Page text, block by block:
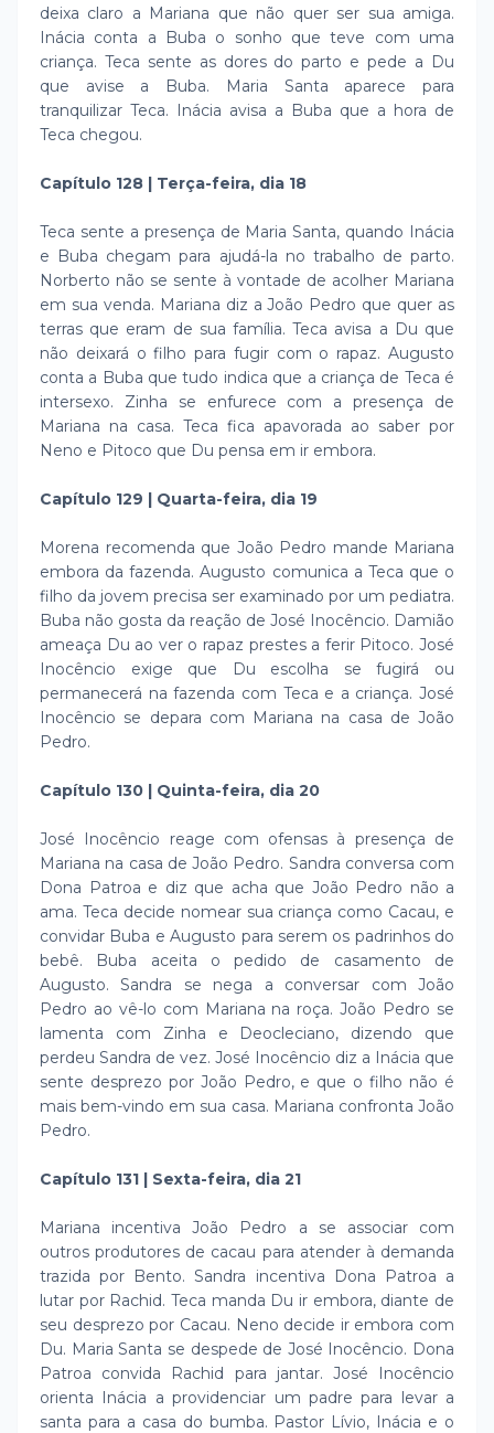
deixa claro a Mariana que não quer ser sua amiga.
Inácia conta a Buba o sonho que teve com uma
criança. Teca sente as dores do parto e pede a Du
que avise a Buba. Maria Santa aparece para
tranquilizar Teca. Inácia avisa a Buba que a hora de
Teca chegou.
Capítulo 128 | Terça-feira, dia 18
Teca sente a presença de Maria Santa, quando Inácia
e Buba chegam para ajudá-la no trabalho de parto.
Norberto não se sente à vontade de acolher Mariana
em sua venda. Mariana diz a João Pedro que quer as
terras que eram de sua família. Teca avisa a Du que
não deixará o filho para fugir com o rapaz. Augusto
conta a Buba que tudo indica que a criança de Teca é
intersexo. Zinha se enfurece com a presença de
Mariana na casa. Teca fica apavorada ao saber por
Neno e Pitoco que Du pensa em ir embora.
Capítulo 129 | Quarta-feira, dia 19
Morena recomenda que João Pedro mande Mariana
embora da fazenda. Augusto comunica a Teca que o
filho da jovem precisa ser examinado por um pediatra.
Buba não gosta da reação de José Inocêncio. Damião
ameaça Du ao ver o rapaz prestes a ferir Pitoco. José
Inocêncio exige que Du escolha se fugirá ou
permanecerá na fazenda com Teca e a criança. José
Inocêncio se depara com Mariana na casa de João
Pedro.
Capítulo 130 | Quinta-feira, dia 20
José Inocêncio reage com ofensas à presença de
Mariana na casa de João Pedro. Sandra conversa com
Dona Patroa e diz que acha que João Pedro não a
ama. Teca decide nomear sua criança como Cacau, e
convidar Buba e Augusto para serem os padrinhos do
bebê. Buba aceita o pedido de casamento de
Augusto. Sandra se nega a conversar com João
Pedro ao vê-lo com Mariana na roça. João Pedro se
lamenta com Zinha e Deocleciano, dizendo que
perdeu Sandra de vez. José Inocêncio diz a Inácia que
sente desprezo por João Pedro, e que o filho não é
mais bem-vindo em sua casa. Mariana confronta João
Pedro.
Capítulo 131 | Sexta-feira, dia 21
Mariana incentiva João Pedro a se associar com
outros produtores de cacau para atender à demanda
trazida por Bento. Sandra incentiva Dona Patroa a
lutar por Rachid. Teca manda Du ir embora, diante de
seu desprezo por Cacau. Neno decide ir embora com
Du. Maria Santa se despede de José Inocêncio. Dona
Patroa convida Rachid para jantar. José Inocêncio
orienta Inácia a providenciar um padre para levar a
santa para a casa do bumba. Pastor Lívio, Inácia e o